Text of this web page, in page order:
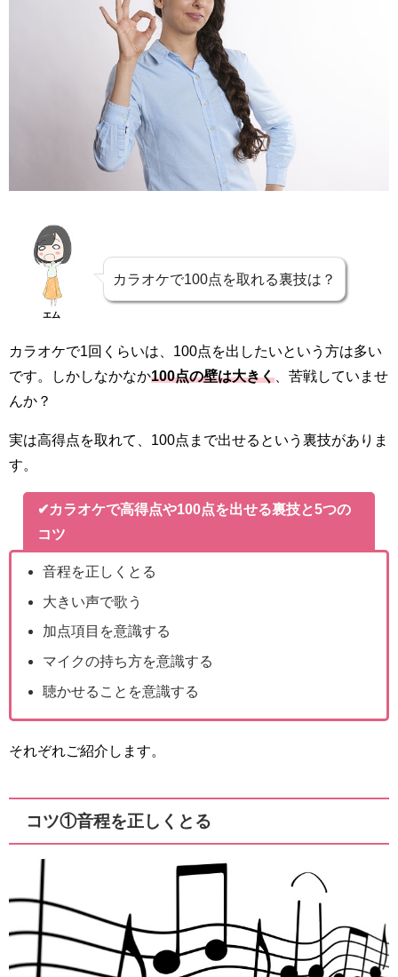
エム
カラオケで100点を取れる裏技は？
カラオケで1回くらいは、100点を出したいという方は多い
です。しかしなかなか100点の壁は大きく 、苦戦していませ
んか？
実は高得点を取れて、100点まで出せるという裏技がありま
す。
✔カラオケで高得点や100点を出せる裏技と5つの
コツ
音程を正しくとる
大きい声で歌う
加点項目を意識する
マイクの持ち方を意識する
聴かせることを意識する
それぞれご紹介します。
コツ①音程を正しくとる